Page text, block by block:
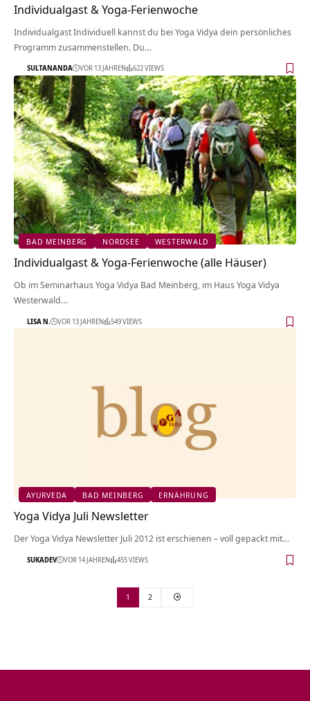
Individualgast & Yoga-Ferienwoche
Individualgast Individuell kannst du bei Yoga Vidya dein persönliches
Programm zusammenstellen. Du…
SULTANANDA VOR 13 JAHREN 622 VIEWS
BAD MEINBERG NORDSEE WESTERWALD
Individualgast & Yoga-Ferienwoche (alle Häuser)
Ob im Seminarhaus Yoga Vidya Bad Meinberg, im Haus Yoga Vidya
Westerwald…
LISA N. VOR 13 JAHREN 549 VIEWS
AYURVEDA BAD MEINBERG ERNÄHRUNG
Yoga Vidya Juli Newsletter
Der Yoga Vidya Newsletter Juli 2012 ist erschienen – voll gepackt mit…
SUKADEV VOR 14 JAHREN 455 VIEWS
1 2